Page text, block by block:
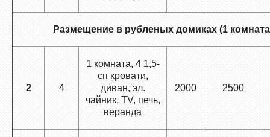
Размещение в рубленых домиках (1
2 4
1 комната, 4 1,5-
сп кровати,
диван, эл.
чайник, ТV, печь,
веранда
2000 2500